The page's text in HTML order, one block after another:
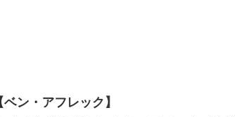
ン・アフレック】